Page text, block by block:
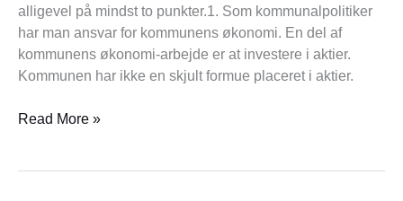
alligevel på mindst to punkter.1. Som kommunalpolitiker
har man ansvar for kommunens økonomi. En del af
kommunens økonomi-arbejde er at investere i aktier.
Kommunen har ikke en skjult formue placeret i aktier.
Read More »